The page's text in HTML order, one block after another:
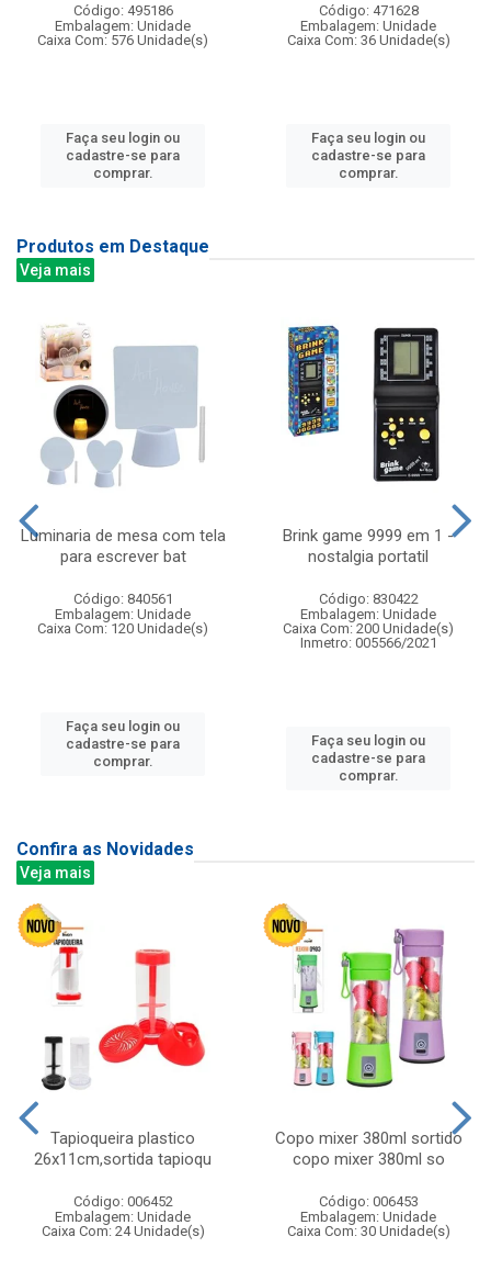
Código: 495186
Embalagem: Unidade
Caixa Com: 576 Unidade(s)
Faça seu login ou
cadastre-se para
comprar.
Código: 471628
Embalagem: Unidade
Caixa Com: 36 Unidade(s)
Faça seu login ou
cadastre-se para
comprar.
Produtos em Destaque
Veja mais
Luminaria de mesa com tela
para escrever bat
Código: 840561
Embalagem: Unidade
Caixa Com: 120 Unidade(s)
Faça seu login ou
cadastre-se para
comprar.
Brink game 9999 em 1 -
nostalgia portatil
Código: 830422
Embalagem: Unidade
Caixa Com: 200 Unidade(s)
Inmetro: 005566/2021
Faça seu login ou
cadastre-se para
comprar.
Confira as Novidades
Veja mais
Tapioqueira plastico
26x11cm,sortida tapioqu
Código: 006452
Embalagem: Unidade
Caixa Com: 24 Unidade(s)
Copo mixer 380ml sortido
copo mixer 380ml so
Código: 006453
Embalagem: Unidade
Caixa Com: 30 Unidade(s)